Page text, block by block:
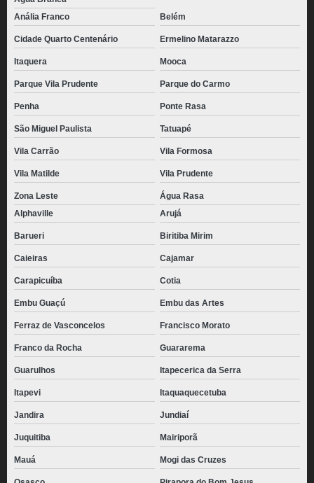
Anália Franco
Belém
Cidade Quarto Centenário Ermelino Matarazzo
Itaquera Mooca
Parque Vila Prudente Parque do Carmo
Penha Ponte Rasa
São Miguel Paulista Tatuapé
Vila Carrão Vila Formosa
Vila Matilde Vila Prudente
Zona Leste
Água Rasa
Alphaville
Arujá
Barueri Biritiba Mirim
Caieiras Cajamar
Carapicuíba Cotia
Embu Guaçú Embu das Artes
Ferraz de Vasconcelos Francisco Morato
Franco da Rocha Guararema
Guarulhos Itapecerica da Serra
Itapevi Itaquaquecetuba
Jandira Jundiaí
Juquitiba Mairiporã
Mauá Mogi das Cruzes